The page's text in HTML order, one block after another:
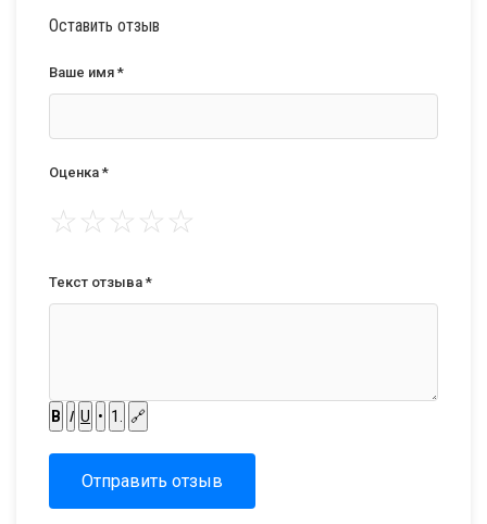
Оставить отзыв
Ваше имя *
Оценка *
☆☆☆☆☆
Текст отзыва *
B I U • 1. 🔗
Отправить отзыв